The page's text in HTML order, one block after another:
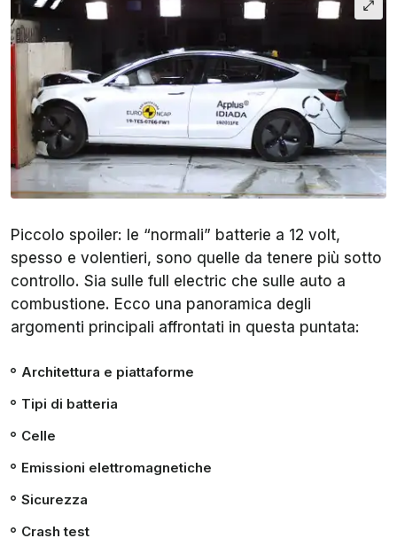
Piccolo spoiler: le “normali” batterie a 12 volt,
spesso e volentieri, sono quelle da tenere più sotto
controllo. Sia sulle full electric che sulle auto a
combustione. Ecco una panoramica degli
argomenti principali affrontati in questa puntata:
Architettura e piattaforme
Tipi di batteria
Celle
Emissioni elettromagnetiche
Sicurezza
Crash test